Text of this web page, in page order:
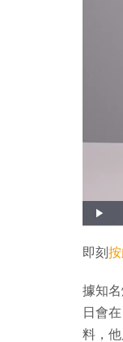
播
放
即刻
據知
日會
料，